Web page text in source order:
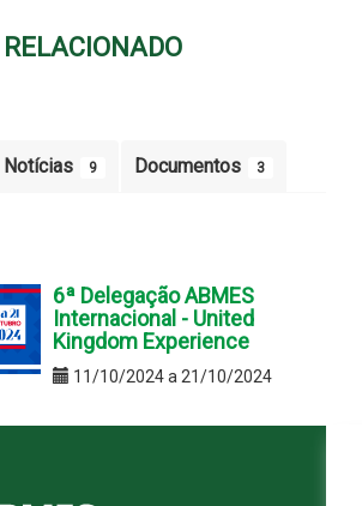
Notícias 9 Documentos 3
6ª Delegação ABMES
Internacional - United
Kingdom Experience
11/10/2024 a 21/10/2024